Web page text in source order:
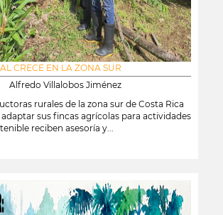
CRECE EN LA ZONA SUR
Alfredo Villalobos Jiménez
rurales de la zona sur de Costa Rica
sus fincas agrícolas para actividades
reciben asesoría y...